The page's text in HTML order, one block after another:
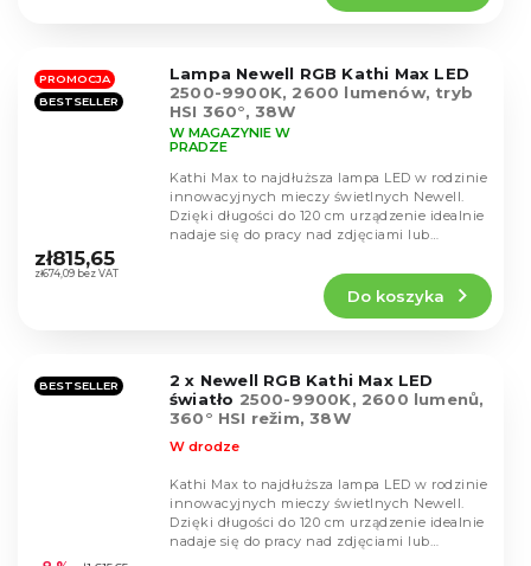
gwiazdek.
PROMOCJA
BESTSELLER
Lampa Newell RGB Kathi Max LED
2500-9900K, 2600 lumenów, tryb
HSI 360°, 38W
ocena
produktu
gwiazdek.
W MAGAZYNIE W
PRADZE
zł674,09 bez VAT
zł815,65
Do koszyka
Kathi Max to najdłuższa lampa LED w rodzinie
innowacyjnych mieczy świetlnych Newell.
Dzięki długości do 120 cm urządzenie idealnie
nadaje się do pracy nad zdjęciami lub
BESTSELLER
2 x Newell RGB Kathi Max LED
światło 2500-9900K, 2600 lumenů,
360° HSI režim, 38W
ocena
W drodze
Kathi Max to najdłuższa lampa LED w rodzinie
innowacyjnych mieczy świetlnych Newell.
Dzięki długości do 120 cm urządzenie idealnie
nadaje się do pracy nad zdjęciami lub